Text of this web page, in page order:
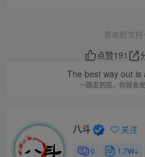
喜欢就支
点赞191
The best way out is
一路走到底，你就会
八斗 关注
0 1.7W+